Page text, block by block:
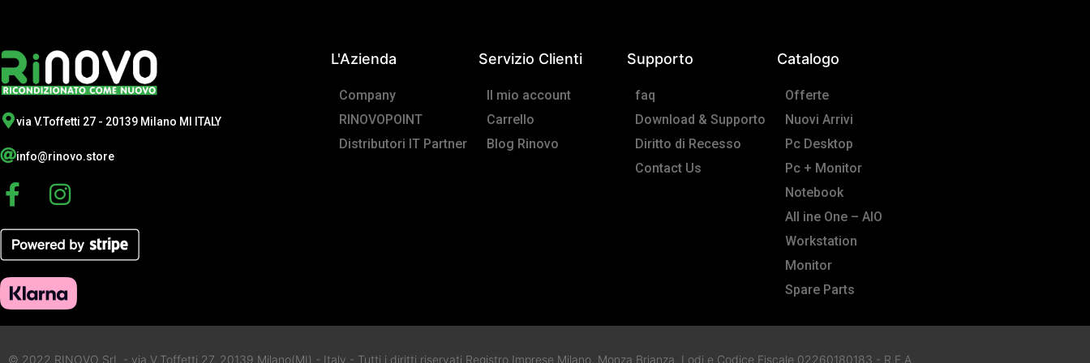
via V.Toffetti 27 - 20139 Milano MI ITALY
info@rinovo.store
F
c
e
b
o
I
s
t
a
g
L'Azienda
Company
RINOVOPOINT
Distributori IT Partner
Servizio Clienti
Il mio account
Carrello
Blog Rinovo
Supporto
faq
Download & Supporto
Diritto di Recesso
Contact Us
Catalogo
Offerte
Nuovi Arrivi
Pc Desktop
Pc + Monitor
Notebook
All ine One – AIO
Workstation
Monitor
Spare Parts
© 2022 RINOVO SrL - via V.Toffetti 27, 20139 Milano(MI) - Italy - Tutti i diritti riservati Registro Imprese Milano, Monza Brianza, Lodi e Codice Fiscale 02260180183 - R.E.A.